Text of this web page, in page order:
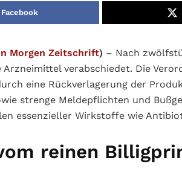
Morgen Zeitschrift) – Nach
verabschiedet. Die
eine Rückverlagerung der
strenge Meldepflichten und
essenzieller Wirkstoffe wie
reinen